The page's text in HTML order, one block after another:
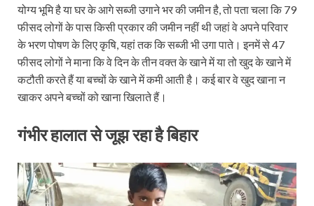
योग्य भूमि है या घर के आगे सब्जी उगाने भर की जमीन है, तो पता चला कि 79
फीसद लोगों के पास किसी प्रकार की जमीन नहीं थी जहां वे अपने परिवार
के भरण पोषण के लिए कृषि, यहां तक कि सब्जी भी उगा पाते। इनमें से 47
फीसद लोगों ने माना कि वे दिन के तीन वक्त के खाने में या तो खुद के खाने में
कटौती करते हैं या बच्चों के खाने में कमी आती है। कई बार वे खुद खाना न
खाकर अपने बच्चों को खाना खिलाते हैं।
गंभीर हालात से जूझ रहा है बिहार